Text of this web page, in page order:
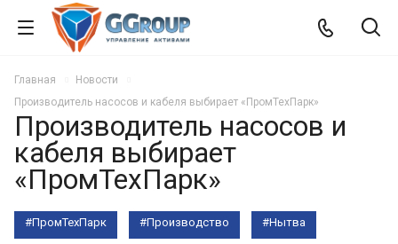
Главная
Новости
Производитель насосов и кабеля выбирает «ПромТехПарк»
Производитель насосов и
кабеля выбирает
«ПромТехПарк»
#ПромТехПарк #Производство #Нытва